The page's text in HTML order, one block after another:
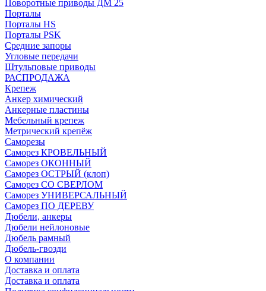
Поворотные приводы ДМ 25
Порталы
Порталы HS
Порталы PSK
Средние запоры
Угловые передачи
Штульповые приводы
РАСПРОДАЖА
Крепеж
Анкер химический
Анкерные пластины
Мебельный крепеж
Метрический крепёж
Саморезы
Саморез КРОВЕЛЬНЫЙ
Саморез ОКОННЫЙ
Саморез ОСТРЫЙ (клоп)
Саморез СО СВЕРЛОМ
Саморез УНИВЕРСАЛЬНЫЙ
Саморез ПО ДЕРЕВУ
Дюбели, анкеры
Дюбели нейлоновые
Дюбель рамный
Дюбель-гвозди
О компании
Доставка и оплата
Доставка и оплата